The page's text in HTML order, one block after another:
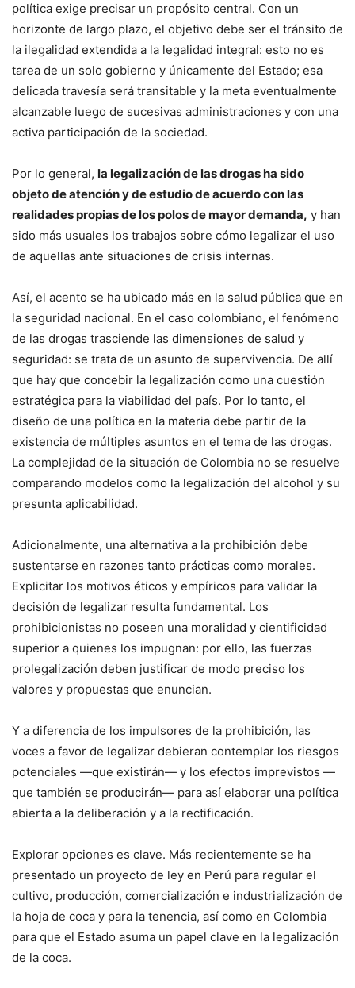
política exige precisar un propósito central. Con un
horizonte de largo plazo, el objetivo debe ser el tránsito de
la ilegalidad extendida a la legalidad integral: esto no es
tarea de un solo gobierno y únicamente del Estado; esa
delicada travesía será transitable y la meta eventualmente
alcanzable luego de sucesivas administraciones y con una
activa participación de la sociedad.
Por lo general, la legalización de las drogas ha sido
objeto de atención y de estudio de acuerdo con las
realidades propias de los polos de mayor demanda, y han
sido más usuales los trabajos sobre cómo legalizar el uso
de aquellas ante situaciones de crisis internas.
Así, el acento se ha ubicado más en la salud pública que en
la seguridad nacional. En el caso colombiano, el fenómeno
de las drogas trasciende las dimensiones de salud y
seguridad: se trata de un asunto de supervivencia. De allí
que hay que concebir la legalización como una cuestión
estratégica para la viabilidad del país. Por lo tanto, el
diseño de una política en la materia debe partir de la
existencia de múltiples asuntos en el tema de las drogas.
La complejidad de la situación de Colombia no se resuelve
comparando modelos como la legalización del alcohol y su
presunta aplicabilidad.
Adicionalmente, una alternativa a la prohibición debe
sustentarse en razones tanto prácticas como morales.
Explicitar los motivos éticos y empíricos para validar la
decisión de legalizar resulta fundamental. Los
prohibicionistas no poseen una moralidad y cientificidad
superior a quienes los impugnan: por ello, las fuerzas
prolegalización deben justificar de modo preciso los
valores y propuestas que enuncian.
Y a diferencia de los impulsores de la prohibición, las
voces a favor de legalizar debieran contemplar los riesgos
potenciales —que existirán— y los efectos imprevistos —
que también se producirán— para así elaborar una política
abierta a la deliberación y a la rectificación.
Explorar opciones es clave. Más recientemente se ha
presentado un proyecto de ley en Perú para regular el
cultivo, producción, comercialización e industrialización de
la hoja de coca y para la tenencia, así como en Colombia
para que el Estado asuma un papel clave en la legalización
de la coca.